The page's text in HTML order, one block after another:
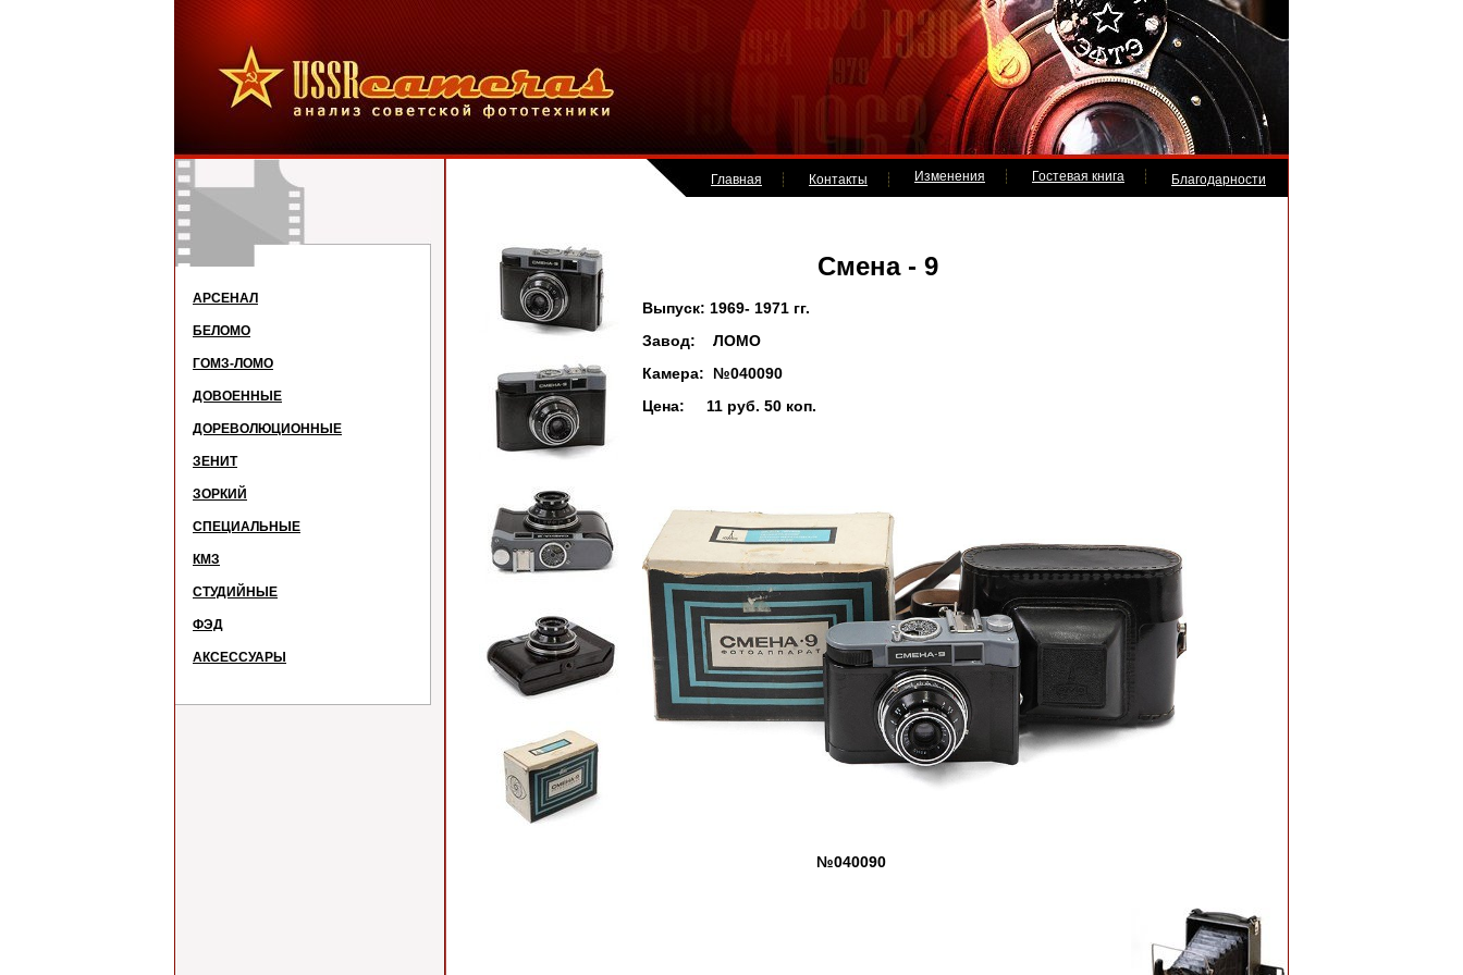
АРСЕНАЛ
БЕЛОМО
ГОМЗ-ЛОМО
ДОВОЕННЫЕ
ДОРЕВОЛЮЦИОННЫЕ
ЗЕНИТ
ЗОРКИЙ
СПЕЦИАЛЬНЫЕ
КМЗ
СТУДИЙНЫЕ
ФЭД
АКСЕССУАРЫ
Главная Контакты Изменения Гостевая книга Благодарности
Смена - 9
Выпуск: 1969- 1971 гг.
Завод: ЛОМО
Камера: №040090
Цена: 11 руб. 50 коп.
№040090